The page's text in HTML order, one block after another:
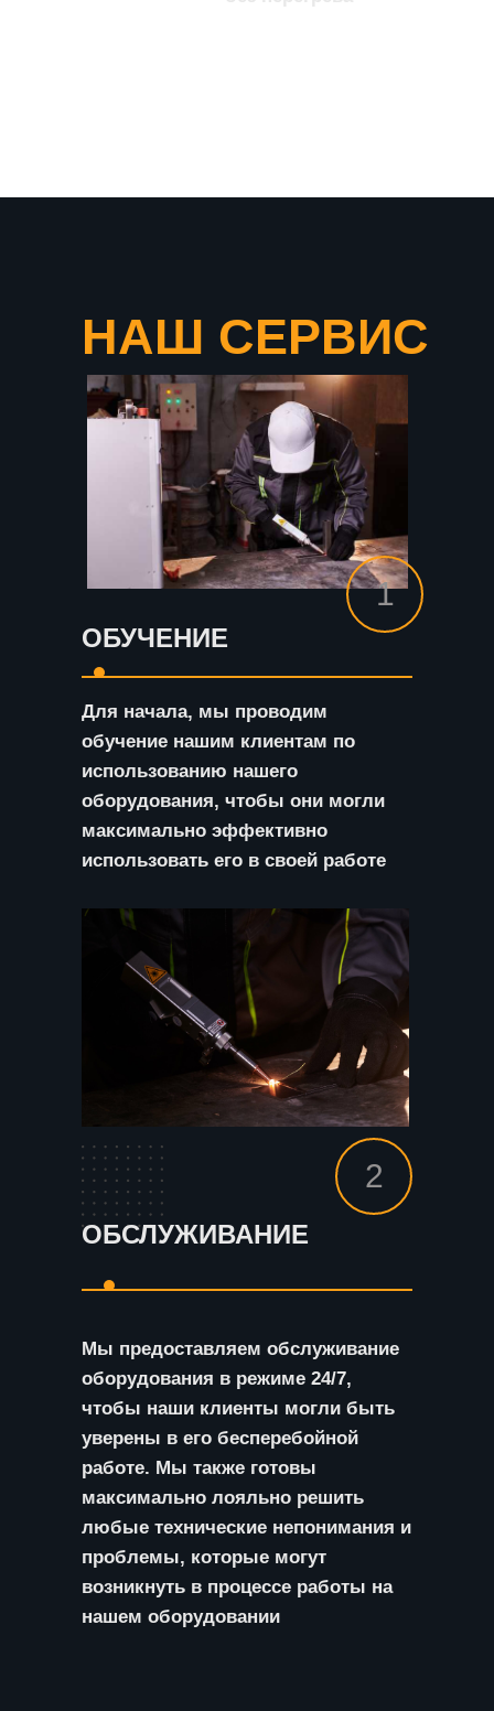
2
НАШ СЕРВИС
ОБУЧЕНИЕ
Для начала, мы проводим
обучение нашим клиентам по
использованию нашего
оборудования, чтобы они могли
максимально эффективно
использовать его в своей работе
1
ОБСЛУЖИВАНИЕ
Мы предоставляем обслуживание
оборудования в режиме 24/7,
чтобы наши клиенты могли быть
уверены в его бесперебойной
работе. Мы также готовы
максимально лояльно решить
любые технические непонимания и
проблемы, которые могут
возникнуть в процессе работы на
нашем оборудовании